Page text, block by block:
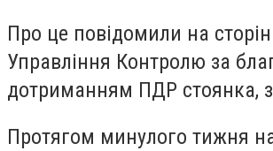
Про це повідомили на
Управління Контролю за
дотриманням ПДР стоянка,
Протягом минулого тижня